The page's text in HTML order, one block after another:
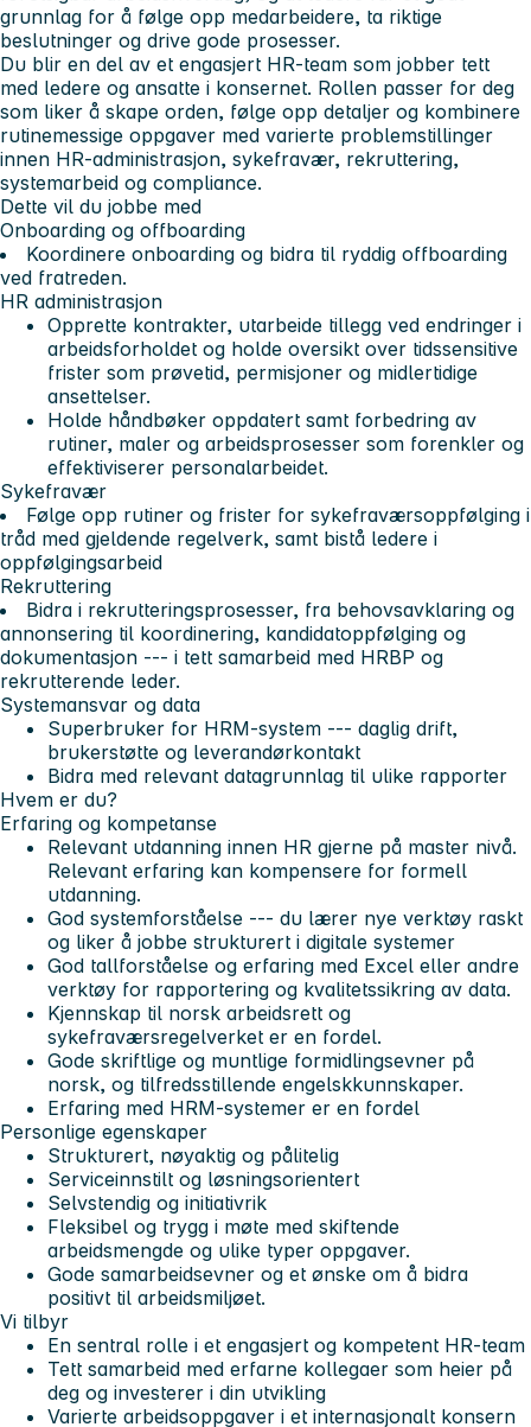
grunnlag for å følge opp medarbeidere, ta riktige
beslutninger og drive gode prosesser.
Du blir en del av et engasjert HR-team som jobber tett
med ledere og ansatte i konsernet. Rollen passer for deg
som liker å skape orden, følge opp detaljer og kombinere
rutinemessige oppgaver med varierte problemstillinger
innen HR-administrasjon, sykefravær, rekruttering,
systemarbeid og compliance.
Dette vil du jobbe med
Onboarding og offboarding
Koordinere onboarding og bidra til ryddig offboarding
ved fratreden.
HR administrasjon
Opprette kontrakter, utarbeide tillegg ved endringer i
arbeidsforholdet og holde oversikt over tidssensitive
frister som prøvetid, permisjoner og midlertidige
ansettelser.
Holde håndbøker oppdatert samt forbedring av
rutiner, maler og arbeidsprosesser som forenkler og
effektiviserer personalarbeidet.
Sykefravær
Følge opp rutiner og frister for sykefraværsoppfølging i
tråd med gjeldende regelverk, samt bistå ledere i
oppfølgingsarbeid
Rekruttering
Bidra i rekrutteringsprosesser, fra behovsavklaring og
annonsering til koordinering, kandidatoppfølging og
dokumentasjon --- i tett samarbeid med HRBP og
rekrutterende leder.
Systemansvar og data
Superbruker for HRM-system --- daglig drift,
brukerstøtte og leverandørkontakt
Bidra med relevant datagrunnlag til ulike rapporter
Hvem er du?
Erfaring og kompetanse
Relevant utdanning innen HR gjerne på master nivå.
Relevant erfaring kan kompensere for formell
utdanning.
God systemforståelse --- du lærer nye verktøy raskt
og liker å jobbe strukturert i digitale systemer
God tallforståelse og erfaring med Excel eller andre
verktøy for rapportering og kvalitetssikring av data.
Kjennskap til norsk arbeidsrett og
sykefraværsregelverket er en fordel.
Gode skriftlige og muntlige formidlingsevner på
norsk, og tilfredsstillende engelskkunnskaper.
Erfaring med HRM-systemer er en fordel
Personlige egenskaper
Strukturert, nøyaktig og pålitelig
Serviceinnstilt og løsningsorientert
Selvstendig og initiativrik
Fleksibel og trygg i møte med skiftende
arbeidsmengde og ulike typer oppgaver.
Gode samarbeidsevner og et ønske om å bidra
positivt til arbeidsmiljøet.
Vi tilbyr
En sentral rolle i et engasjert og kompetent HR-team
Tett samarbeid med erfarne kollegaer som heier på
deg og investerer i din utvikling
Varierte arbeidsoppgaver i et internasjonalt konsern